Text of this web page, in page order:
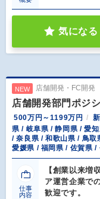
気になる
NEW 店舗開発・FC開発
店舗開発部門ポジ
500万円～1199万円
県 / 岐阜県 / 静岡県 / 愛
/ 奈良県 / 和歌山県 / 鳥
愛媛県 / 福岡県 / 佐賀県 /
仕事
内容
【創業以来増
ア運営企業で
歓迎です。